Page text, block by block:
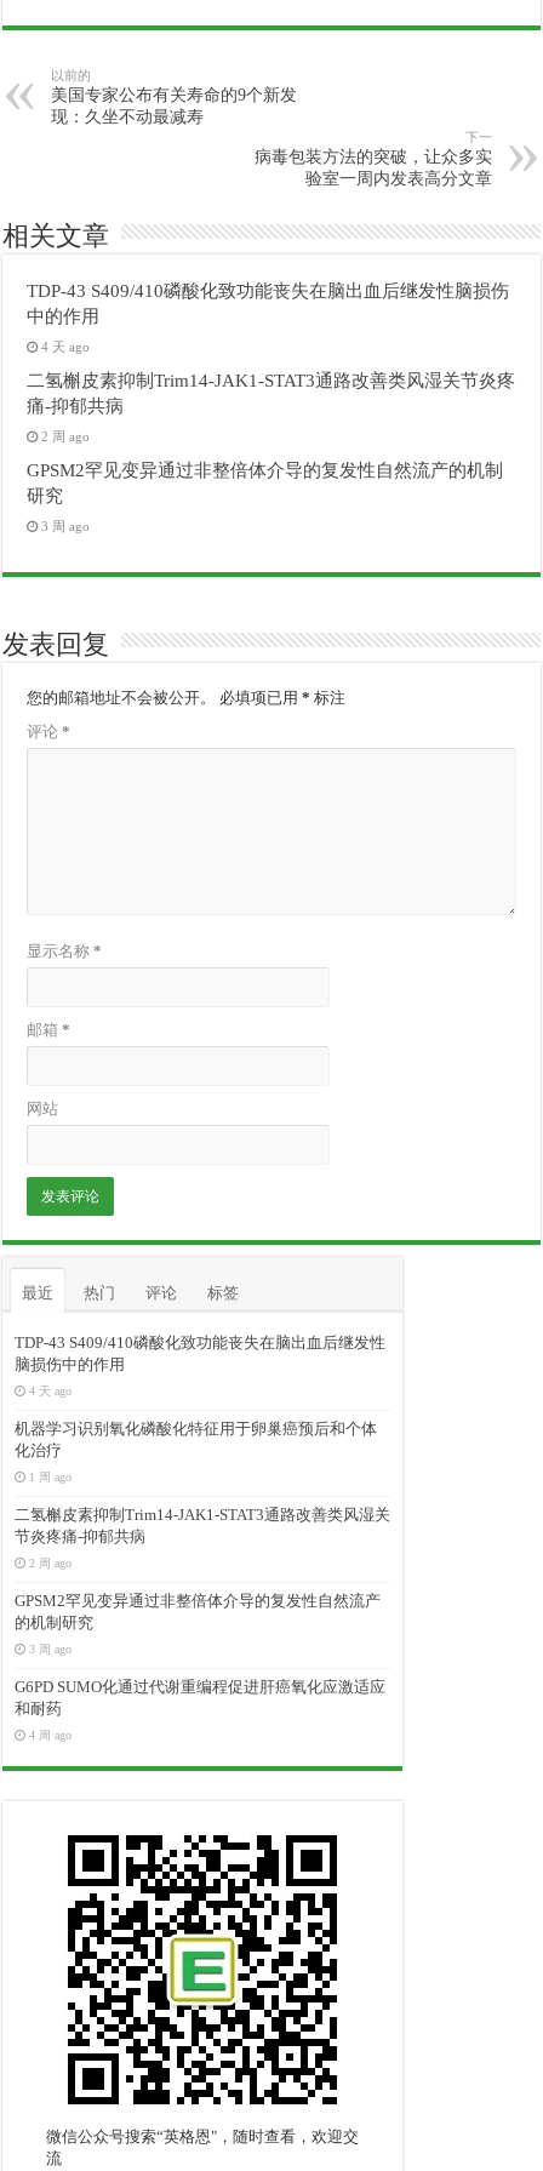
以前的
美国专家公布有关寿命的9个新发
现：久坐不动最减寿
下一
病毒包装方法的突破，让众多实
验室一周内发表高分文章
相关文章
TDP-43 S409/410磷酸化致功能丧失在脑出血后继发性脑损伤
中的作用
4 天 ago
二氢槲皮素抑制Trim14-JAK1-STAT3通路改善类风湿关节炎疼
痛-抑郁共病
2 周 ago
GPSM2罕见变异通过非整倍体介导的复发性自然流产的机制
研究
3 周 ago
发表回复
您的邮箱地址不会被公开。 必填项已用* 标注
评论*
显示名称*
邮箱*
网站
最近 热门 评论 标签
TDP-43 S409/410磷酸化致功能丧失在脑出血后继发性
脑损伤中的作用
4 天 ago
机器学习识别氧化磷酸化特征用于卵巢癌预后和个体
化治疗
1 周 ago
二氢槲皮素抑制Trim14-JAK1-STAT3通路改善类风湿关
节炎疼痛-抑郁共病
2 周 ago
GPSM2罕见变异通过非整倍体介导的复发性自然流产
的机制研究
3 周 ago
G6PD SUMO化通过代谢重编程促进肝癌氧化应激适应
和耐药
4 周 ago
微信公众号搜索“英格恩"，随时查看，欢迎交
流